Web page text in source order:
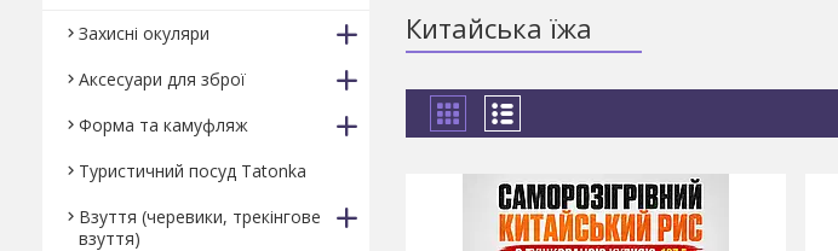
Китайська їжа
Захисні окуляри
Аксесуари для зброї
Форма та камуфляж
Туристичний посуд Tatonka
Взуття (черевики, трекінгове
взуття)